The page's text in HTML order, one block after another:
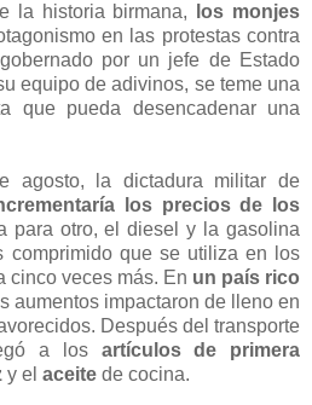
la historia birmana,
los monjes
en las protestas contra
por un jefe de Estado
equipo de adivinos, se teme una
que pueda desencadenar una
agosto, la dictadura militar de
los precios de los
para otro, el diesel y la gasolina
comprimido que se utiliza en los
cinco veces más. En un país rico
aumentos impactaron de lleno en
Después del transporte
a los artículos de primera
y el aceite de cocina.